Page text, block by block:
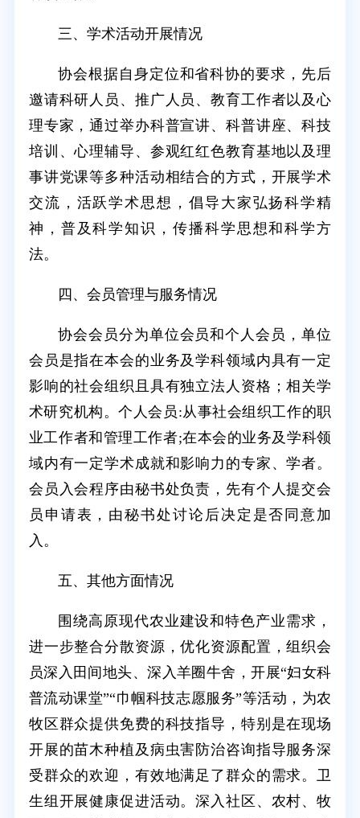
三、学术活动开展情况
协会根据自身定位和省科协的要求，先后
邀请科研人员、推广人员、教育工作者以及心
理专家，通过举办科普宣讲、科普讲座、科技
培训、心理辅导、参观红红色教育基地以及理
事讲党课等多种活动相结合的方式，开展学术
交流，活跃学术思想，倡导大家弘扬科学精
神，普及科学知识，传播科学思想和科学方
法。
四、会员管理与服务情况
协会会员分为单位会员和个人会员，单位
会员是指在本会的业务及学科领域内具有一定
影响的社会组织且具有独立法人资格；相关学
术研究机构。个人会员:从事社会组织工作的职
业工作者和管理工作者;在本会的业务及学科领
域内有一定学术成就和影响力的专家、学者。
会员入会程序由秘书处负责，先有个人提交会
员申请表，由秘书处讨论后决定是否同意加
入。
五、其他方面情况
围绕高原现代农业建设和特色产业需求，
进一步整合分散资源，优化资源配置，组织会
员深入田间地头、深入羊圈牛舍，开展“妇女科
普流动课堂”“巾帼科技志愿服务”等活动，为农
牧区群众提供免费的科技指导，特别是在现场
开展的苗木种植及病虫害防治咨询指导服务深
受群众的欢迎，有效地满足了群众的需求。卫
生组开展健康促进活动。深入社区、农村、牧